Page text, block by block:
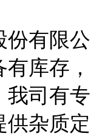
份有限公
库存，
我司有专
供杂质定